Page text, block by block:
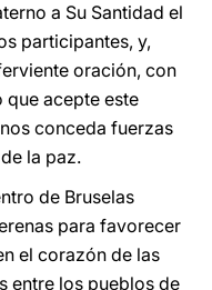
a Su Santidad el
participantes, y,
oración, con
acepte este
conceda fuerzas
la paz.
de Bruselas
para favorecer
el corazón de las
entre los pueblos de